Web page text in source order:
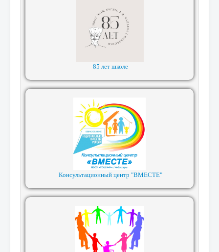
85 лет школе
Консультационный центр "ВМЕСТЕ"